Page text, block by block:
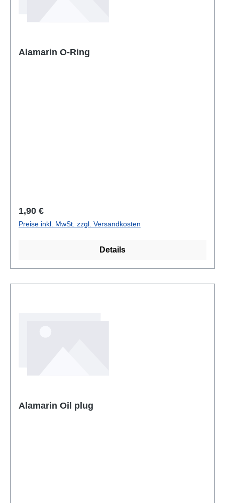
Alamarin O-Ring
Regulärer Preis:
1,90 €
Preise inkl. MwSt. zzgl. Versandkosten
Details
Alamarin Oil plug